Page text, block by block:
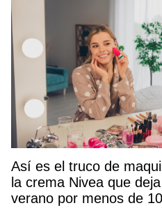
Así es el truco de
la crema Nivea que
verano por menos de